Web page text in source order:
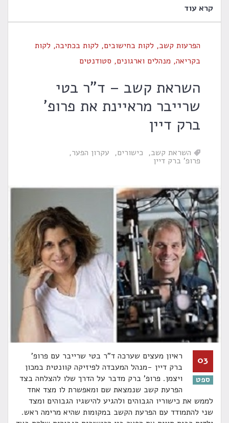
קרא עוד
הפרעות קשב, לקות בחישובים, לקות בכתיבה, לקות
בקריאה, מנהלים וארגונים, סטודנטים
השראת קשב – ד"ר בטי
שרייבר מראיינת את פרופ'
ברק דיין
השראת קשב כישורים עקרון הפער
פרופ' ברק דיין
03
ספט
ראיון מעצים שערכה ד"ר בטי שרייבר עם פרופ'
ברק דיין -מנהל המעבדה לפיזיקה קוונטית במכון
ויצמן. פרופ' ברק מדבר על הדרך שלו להצלחה בצד
הפרעת קשב שנמצאת שם ומאפשרת לו מצד אחד
לממש את כישוריו הגבוהים ולהגיע להישגיו הגבוהים ומצד
שני להתמודד עם הפרעת הקשב במקומות שהיא מרימה ראש.